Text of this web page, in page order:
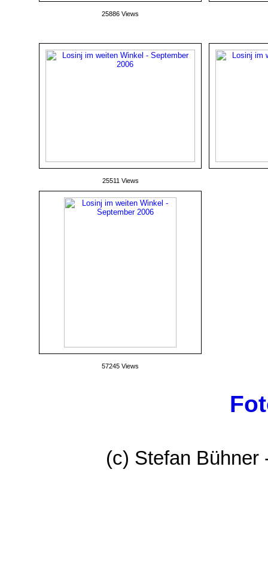
25886 Views
25511 Views
57245 Views
(c) Stefan Bühner